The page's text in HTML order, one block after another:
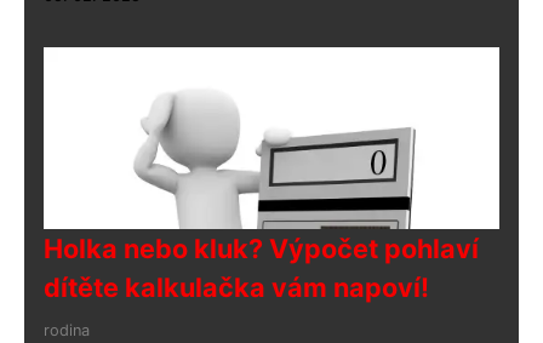
Holka nebo kluk? Výpočet pohlaví
dítěte kalkulačka vám napoví!
rodina